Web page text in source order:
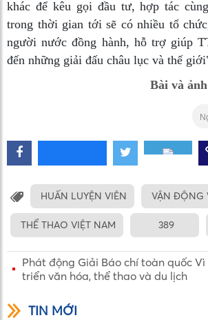
khác để kêu gọi đầu tư, hợp tác
trong thời gian tới sẽ có nhiều tổ
người nước đồng hành, hỗ trợ giúp
đến những giải đấu châu lục và thế
Bài và
HUẤN LUYỆN VIÊN VẬN ĐỘNG
THỂ THAO VIỆT NAM 389
Phát động Giải Báo chí toàn quốc
triển văn hóa, thể thao và du lịch
TIN MỚI